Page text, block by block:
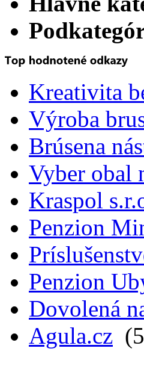
Kreativita
Výroba
Brúsena
Vyber obal
Kraspol
Penzion
Penzion
Dovolená
Agula.cz